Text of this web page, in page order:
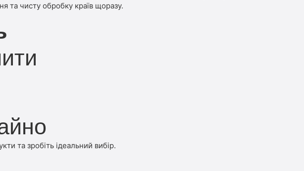
та чисту обробку країв щоразу.
та зробіть ідеальний вибір.